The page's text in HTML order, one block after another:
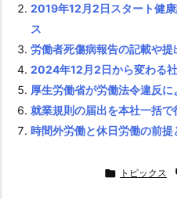
2019年12月2日スタート健
ス
労働者死傷病報告の記載や提
2024年12月2日から変わる
厚生労働省が労働法令違反
就業規則の届出を本社一括で
時間外労働と休日労働の前
 トピックス